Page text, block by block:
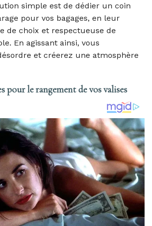
simple est de dédier un coin
pour vos bagages, en leur
de choix et respectueuse de
En agissant ainsi, vous
et créerez une atmosphère
pour le rangement de vos valises